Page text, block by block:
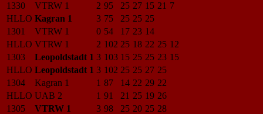
1330
VTRW 1 2 95 25 27 15 21 7
HLLO Kagran 1 3 75 25 25 25
1301
VTRW 1 0 54 17 23 14
HLLO VTRW 1 2 102 25 18 22 25 12
1303
Leopoldstadt 1 3 103 15 25 25 23 15
HLLO Leopoldstadt 1 3 102 25 25 27 25
1304
Kagran 1 1 87 14 22 29 22
HLLO UAB 2 1 91 21 25 19 26
1305
VTRW 1 3 98 25 20 25 28